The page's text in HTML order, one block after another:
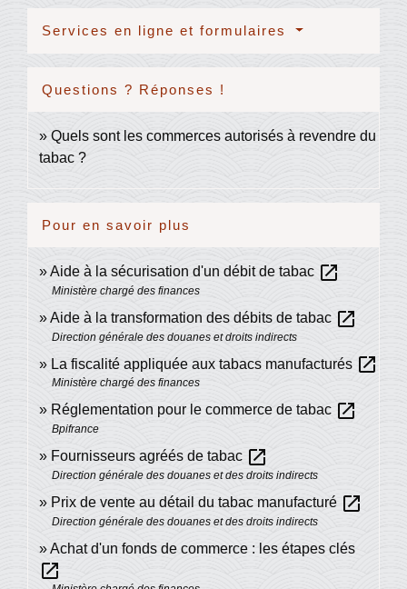
Services en ligne et formulaires
Questions ? Réponses !
Quels sont les commerces autorisés à revendre du
tabac ?
Pour en savoir plus
Aide à la sécurisation d'un débit de tabac open_in_new
Ministère chargé des finances
Aide à la transformation des débits de tabac open_in_new
Direction générale des douanes et droits indirects
La fiscalité appliquée aux tabacs manufacturés open_in_new
Ministère chargé des finances
Réglementation pour le commerce de tabac open_in_new
Bpifrance
Fournisseurs agréés de tabac open_in_new
Direction générale des douanes et des droits indirects
Prix de vente au détail du tabac manufacturé open_in_new
Direction générale des douanes et des droits indirects
Achat d'un fonds de commerce : les étapes clés
open_in_new